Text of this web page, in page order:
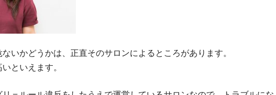
いかどうかは、正直そのサロンによるところがあります。
といえます。